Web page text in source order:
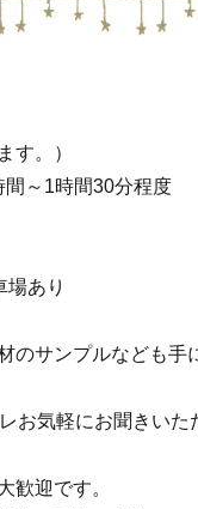
す。）
1時間30分程度
あり
のサンプルなども手
お気軽にお聞きいた
歓迎です。